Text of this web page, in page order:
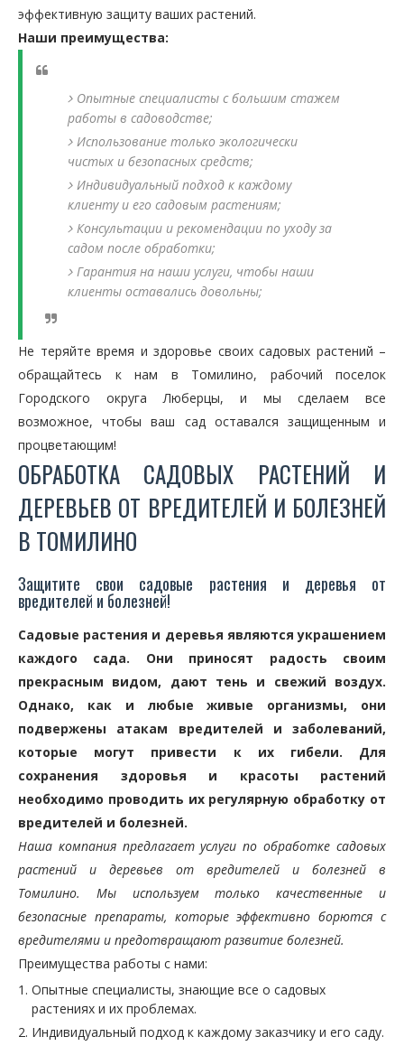
эффективную защиту ваших растений.
Наши преимущества:
Опытные специалисты с большим стажем
работы в садоводстве;
Использование только экологически
чистых и безопасных средств;
Индивидуальный подход к каждому
клиенту и его садовым растениям;
Консультации и рекомендации по уходу за
садом после обработки;
Гарантия на наши услуги, чтобы наши
клиенты оставались довольны;
Не теряйте время и здоровье своих садовых растений –
обращайтесь к нам в Томилино, рабочий поселок
Городского округа Люберцы, и мы сделаем все
возможное, чтобы ваш сад оставался защищенным и
процветающим!
ОБРАБОТКА САДОВЫХ РАСТЕНИЙ И
ДЕРЕВЬЕВ ОТ ВРЕДИТЕЛЕЙ И БОЛЕЗНЕЙ
В ТОМИЛИНО
Защитите свои садовые растения и деревья от
вредителей и болезней!
Садовые растения и деревья являются украшением
каждого сада. Они приносят радость своим
прекрасным видом, дают тень и свежий воздух.
Однако, как и любые живые организмы, они
подвержены атакам вредителей и заболеваний,
которые могут привести к их гибели. Для
сохранения здоровья и красоты растений
необходимо проводить их регулярную обработку от
вредителей и болезней.
Наша компания предлагает услуги по обработке садовых
растений и деревьев от вредителей и болезней в
Томилино. Мы используем только качественные и
безопасные препараты, которые эффективно борются с
вредителями и предотвращают развитие болезней.
Преимущества работы с нами:
Опытные специалисты, знающие все о садовых
растениях и их проблемах.
Индивидуальный подход к каждому заказчику и его саду.